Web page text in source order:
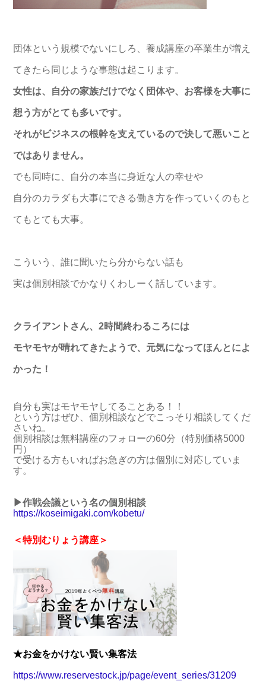
団体という規模でないにしろ、養成講座の卒業生が増え
てきたら同じような事態は起こります。
女性は、自分の家族だけでなく団体や、お客様を大事に
想う方がとても多いです。
それがビジネスの根幹を支えているので決して悪いこと
ではありません。
でも同時に、自分の本当に身近な人の幸せや
自分のカラダも大事にできる働き方を作っていくのもと
てもとても大事。
こういう、誰に聞いたら分からない話も
実は個別相談でかなりくわしーく話しています。
クライアントさん、2時間終わるころには
モヤモヤが晴れてきたようで、元気になってほんとによ
かった！
自分も実はモヤモヤしてることある！！
という方はぜひ、個別相談などでこっそり相談してくだ
さいね。
個別相談は無料講座のフォローの60分（特別価格5000
円）
で受ける方もいればお急ぎの方は個別に対応していま
す。
▶作戦会議という名の個別相談
https://koseimigaki.com/kobetu/
＜特別むりょう講座＞
★お金をかけない賢い集客法
https://www.reservestock.jp/page/event_series/31209